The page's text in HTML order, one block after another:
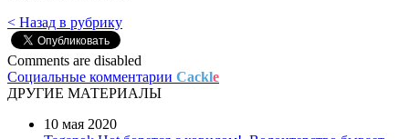
< Назад в рубрику
Comments are disabled
Социальные комментарии Cackle
ДРУГИЕ МАТЕРИАЛЫ
10 мая 2020